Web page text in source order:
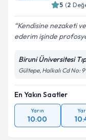
E-posta
Kişisel
Metni'ni
5 (2
Kendisine nezaketi
ederim işinde
Biruni Üniversitesi
Gültepe, Halkalı Cd No:
En Yakın Saatler
Yarın
10:00